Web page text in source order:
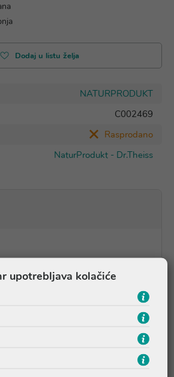
Dodaj u listu želja
NATURPRODUKT
C002469
Rasprodano
NaturProdukt - Dr.Theiss
proizveden je po starim
podlogom (svinjska mast) koja je
Dobro upija i osigurava
sastojaka u kožu.
ekološki uzgojenog cvijeta
grube i ispucane kože.
upaljenih vena.
upotrebljava kolačiće